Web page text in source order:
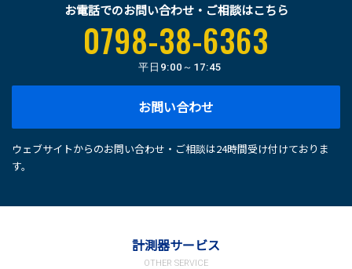
お電話でのお問い合わせ・ご相談はこちら
0798-38-6363
平日 9:00～17:45
お問い合わせ
ウェブサイトからのお問い合わせ・ご相談は24時間受け付けておりま
す。
計測器サービス
OTHER SERVICE